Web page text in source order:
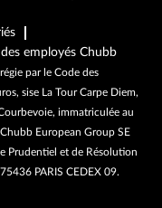
employés Chubb
par le Code des
sise La Tour Carpe Diem,
immatriculée au
European Group SE
Prudentiel et de Résolution
PARIS CEDEX 09.